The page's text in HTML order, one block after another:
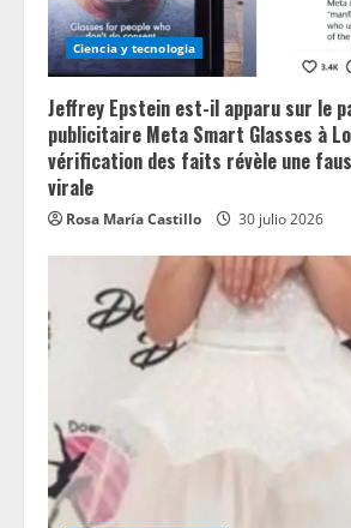
Ciencia y tecnologia
Jeffrey Epstein est-il apparu sur le
publicitaire Meta Smart Glasses à
vérification des faits révèle une
virale
Rosa María Castillo 30 julio 2026